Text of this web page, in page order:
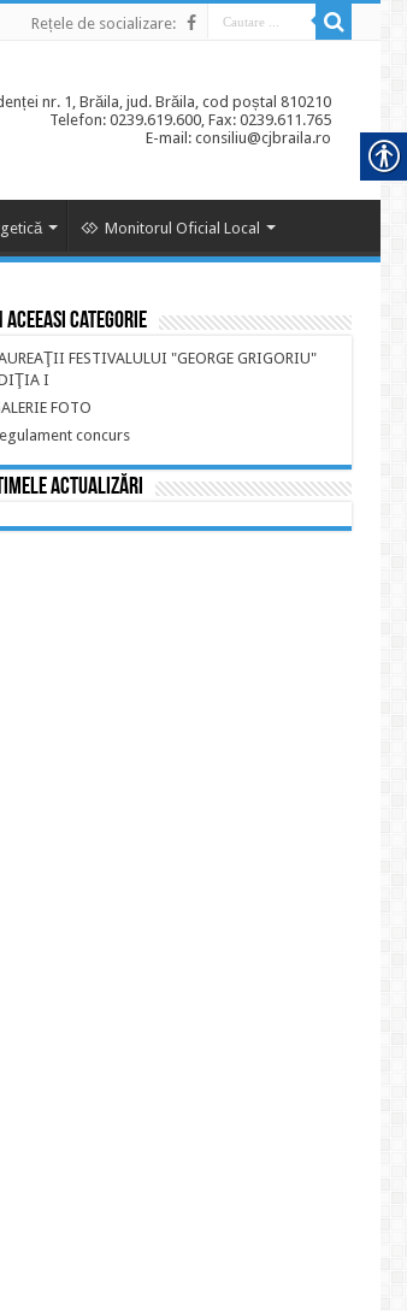
Rețele de socializare:
nr. 1, Brăila, jud. Brăila, cod poștal 810210
Telefon: 0239.619.600, Fax: 0239.611.765
E-mail: consiliu@cjbraila.ro
Monitorul Oficial Local
aceeasi categorie
FESTIVALULUI "GEORGE GRIGORIU"
I
FOTO
concurs
actualizări